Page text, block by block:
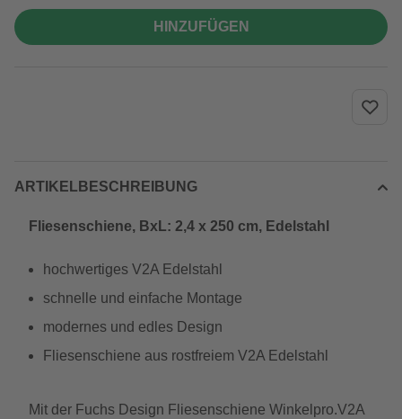
HINZUFÜGEN
ARTIKELBESCHREIBUNG
Fliesenschiene, BxL: 2,4 x 250 cm, Edelstahl
hochwertiges V2A Edelstahl
schnelle und einfache Montage
modernes und edles Design
Fliesenschiene aus rostfreiem V2A Edelstahl
Mit der Fuchs Design Fliesenschiene Winkelpro.V2A